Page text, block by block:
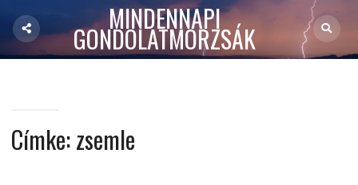
MINDENNAPI
GONDOLATMORZSÁK
Címke:zsemle